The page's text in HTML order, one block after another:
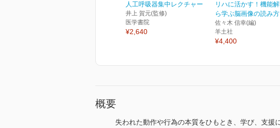
人工呼吸器集中レクチャー
井上 賀元(監修)
医学書院
¥2,640
リハに活かす！機能
ら学ぶ脳画像の読み方
佐々木 信幸(編)
羊土社
¥4,400
概要
失われた動作や行為の本質をひもとき、学び、支援